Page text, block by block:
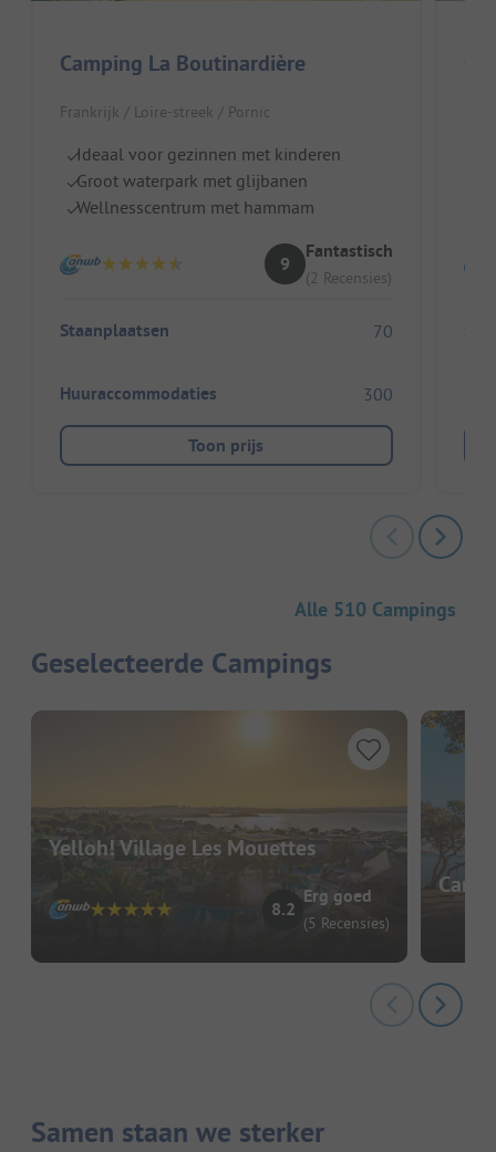
Camping La Boutinardière
Frankrijk / Loire-streek / Pornic
Ideaal voor gezinnen met kinderen
Groot waterpark met glijbanen
Wellnesscentrum met hammam
9
Fantastisch
(2 Recensies)
Staanplaatsen 70
Huuraccommodaties 300
Toon prijs
Alle 510 Campings
Geselecteerde Campings
Yelloh! Village Les Mouettes
8.2
Erg goed
(5 Recensies)
Samen staan we sterker